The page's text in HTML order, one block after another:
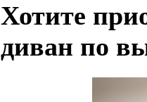
Хотите
диван по